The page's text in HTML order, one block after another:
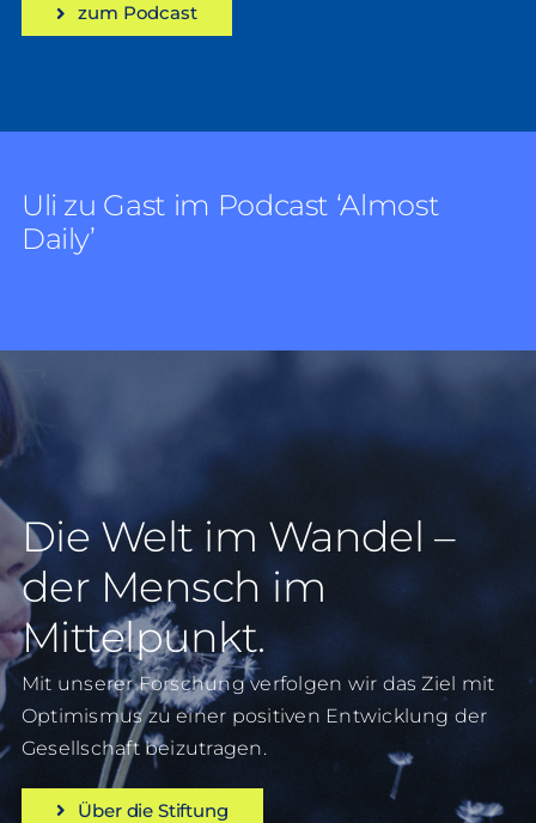
zum Podcast
Uli zu Gast im Podcast ‘Almost
Daily’
Die Welt im Wandel –
der Mensch im
Mittelpunkt.
Mit unserer Forschung verfolgen wir das Ziel mit
Optimismus zu einer positiven Entwicklung der
Gesellschaft beizutragen.
Über die Stiftung